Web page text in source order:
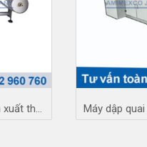
Máy hoàn toàn tự động sản xuất thân khẩu trang